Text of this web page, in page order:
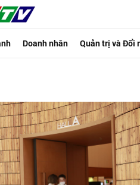
Doanh nhân Quản trị và Đổi